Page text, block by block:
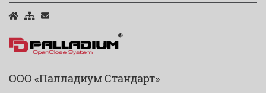
ООО «Палладиум Стандарт»